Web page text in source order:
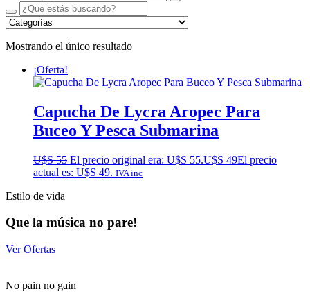
Mostrando el único resultado
¡Oferta!
Capucha De Lycra Aropec Para
Buceo Y Pesca Submarina
U$S55 El precio original era: U$S 55.U$S 49El precio
actual es: U$S 49. IVA inc
Estilo de vida
Que la música no pare!
Ver Ofertas
No pain no gain